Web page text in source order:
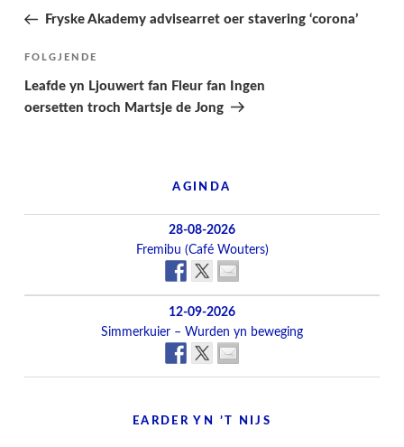
pagina
Fryske Akademy advisearret oer stavering ‘corona’
Folgjend
berjocht
FOLGJENDE
Leafde yn Ljouwert fan Fleur fan Ingen
oersetten troch Martsje de Jong
AGINDA
28-08-2026
Fremibu (Café Wouters)
12-09-2026
Simmerkuier – Wurden yn beweging
EARDER YN ’T NIJS